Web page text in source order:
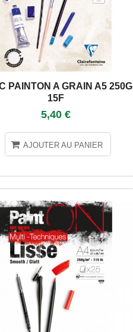
PAINTON A GRAIN A5 250G
15F
5,40 €
AJOUTER AU PANIER